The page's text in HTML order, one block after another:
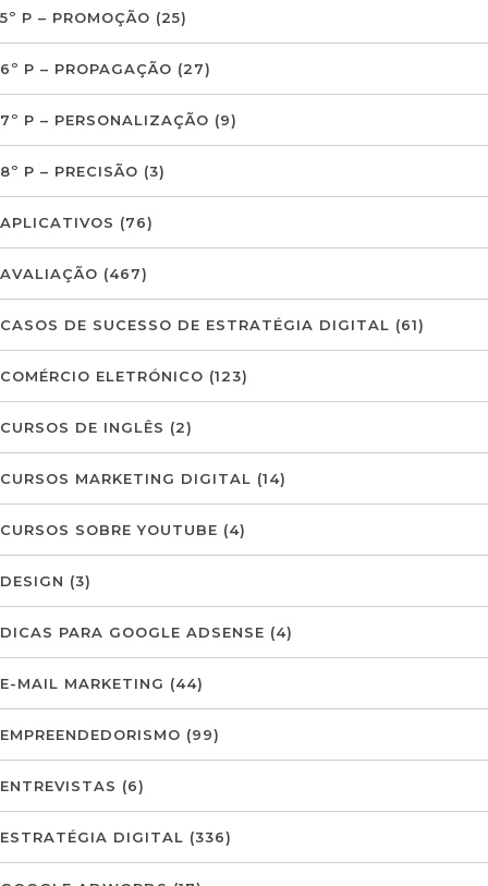
5º P – PROMOÇÃO (25)
6º P – PROPAGAÇÃO (27)
7º P – PERSONALIZAÇÃO (9)
8º P – PRECISÃO (3)
APLICATIVOS (76)
AVALIAÇÃO (467)
CASOS DE SUCESSO DE ESTRATÉGIA DIGITAL (61)
COMÉRCIO ELETRÓNICO (123)
CURSOS DE INGLÊS (2)
CURSOS MARKETING DIGITAL (14)
CURSOS SOBRE YOUTUBE (4)
DESIGN (3)
DICAS PARA GOOGLE ADSENSE (4)
E-MAIL MARKETING (44)
EMPREENDEDORISMO (99)
ENTREVISTAS (6)
ESTRATÉGIA DIGITAL (336)